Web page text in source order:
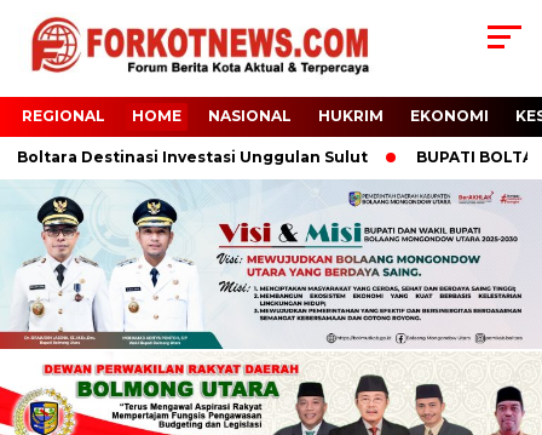
REGIONAL HOME NASIONAL HUKRIM EKONOMI
Destinasi Investasi Unggulan Sulut BUPATI BOLTARA